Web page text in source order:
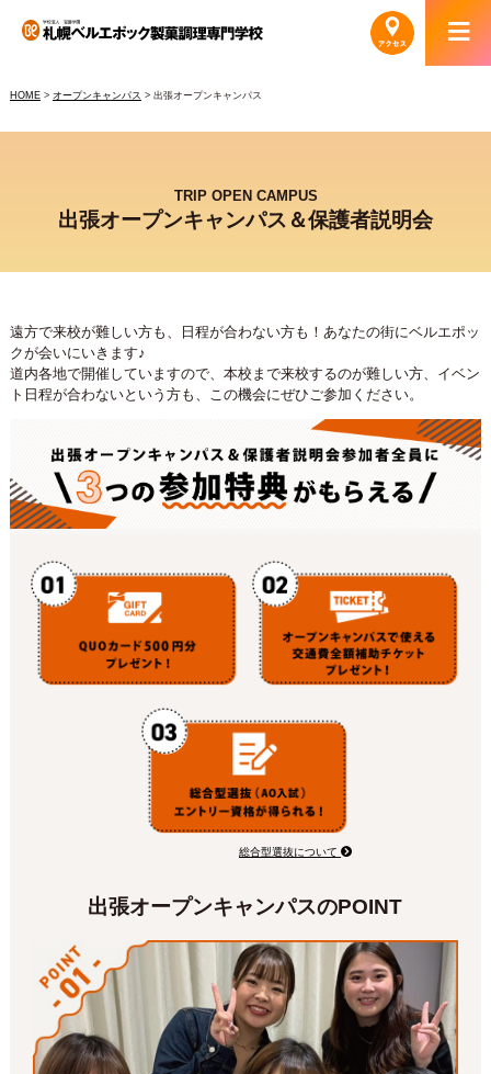
HOME> オープンキャンパス > 出張オープンキャンパス
TRIP OPEN CAMPUS
出張オープンキャンパス＆保護者説明会
遠方で来校が難しい方も、日程が合わない方も！あなたの街にベルエポッ
クが会いにいきます♪
道内各地で開催していますので、本校まで来校するのが難しい方、イベン
ト日程が合わないという方も、この機会にぜひご参加ください。
総合型選抜について
出張オープンキャンパスのPOINT